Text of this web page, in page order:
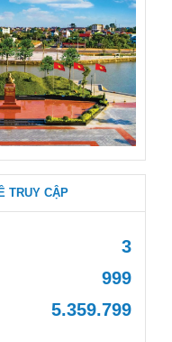
TRUY CẬP
3
999
5.359.799